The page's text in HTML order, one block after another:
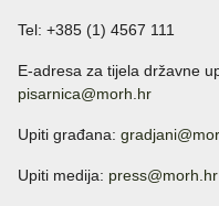
Tel: +385 (1) 4567 111
E-adresa za tijela državne
pisarnica@morh.hr
Upiti građana:
Upiti medija: press@morh.hr